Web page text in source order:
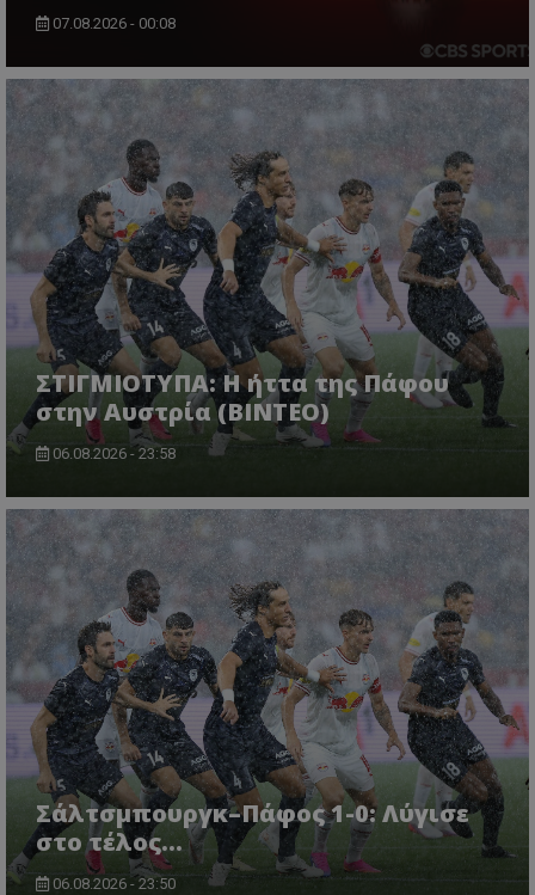
07.08.2026 - 00:08
ΣΤΙΓΜΙΟΤΥΠΑ: Η ήττα της Πάφου
στην Αυστρία (ΒΙΝΤΕΟ)
06.08.2026 - 23:58
Σάλτσμπουργκ–Πάφος 1-0: Λύγισε
στο τέλος...
06.08.2026 - 23:50